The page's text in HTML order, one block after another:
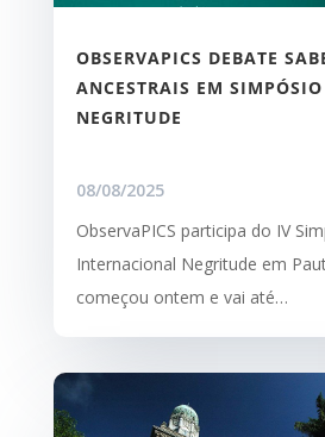
OBSERVAPICS DEBATE
ANCESTRAIS EM SIMPÓSIO
NEGRITUDE
08/08/2025
ObservaPICS participa do IV
Internacional Negritude em
começou ontem e vai até…